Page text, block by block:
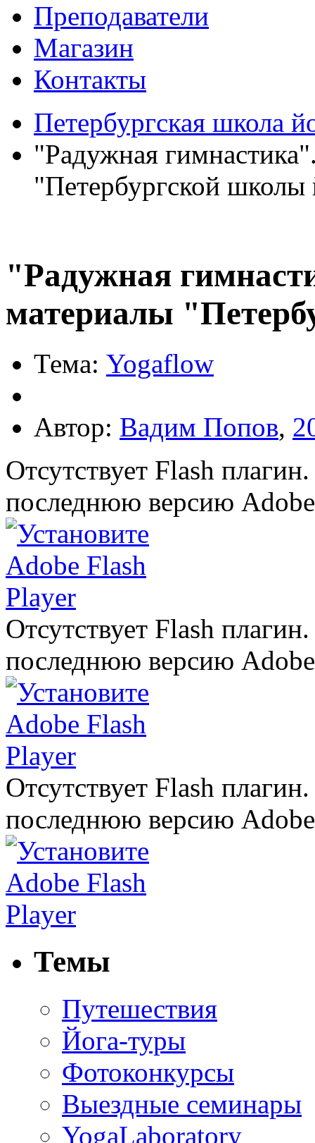
Преподаватели
Магазин
Контакты
Петербургская школа
"Радужная
"Петербургской школы
"Радужная
материалы
Тема: Yogaflow
Автор: Вадим Попов,
Отсутствует Flash
последнюю версию
Отсутствует Flash
последнюю версию
Отсутствует Flash
последнюю версию
Темы
Путешествия
Йога-туры
Фотоконкурсы
Выездные семинары
YogaLaboratory